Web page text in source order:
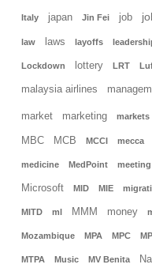
Italy japan Jin Fei job
law laws layoffs
Lockdown lottery LRT
malaysia airlines
market marketing markets
MBC MCB MCCI mecca
medicine MedPoint meeting
Microsoft MID MIE
MITD ml MMM money
Mozambique MPA MPC
MTPA Music MV Benita